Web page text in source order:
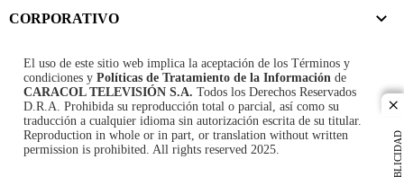
PUBLICIDAD
CORPORATIVO
El uso de este sitio web implica la aceptación de los Términos y
condiciones y Políticas de Tratamiento de la Información de
CARACOL TELEVISIÓN S.A. Todos los Derechos Reservados
D.R.A. Prohibida su reproducción total o parcial, así como su
traducción a cualquier idioma sin autorización escrita de su titular.
Reproduction in whole or in part, or translation without written
permission is prohibited. All rights reserved 2025.